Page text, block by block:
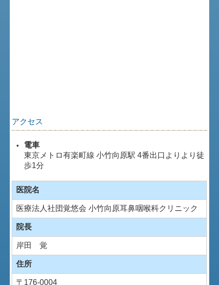
アクセス
電車
東京メトロ有楽町線 小竹向原駅 4番出口よりより徒
歩1分
医院名
医療法人社団覚悠会 小竹向原耳鼻咽喉科クリニック
院長
岸田 覚
住所
〒 176-0004